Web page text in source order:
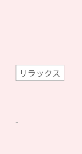
リラックス